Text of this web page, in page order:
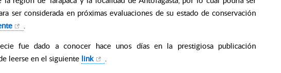
ser considerada en próximas evaluaciones de su estado de conservación
.
fue dado a conocer hace unos días en la prestigiosa publicación
leerse en el siguiente link
.